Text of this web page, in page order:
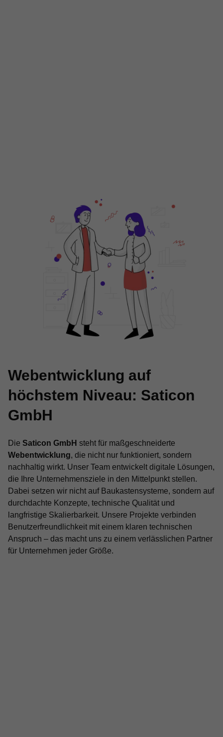
Webentwicklung auf
höchstem Niveau: Saticon
GmbH
Die Saticon GmbH steht für maßgeschneiderte
Webentwicklung, die nicht nur funktioniert, sondern
nachhaltig wirkt. Unser Team entwickelt digitale Lösungen,
die Ihre Unternehmensziele in den Mittelpunkt stellen.
Dabei setzen wir nicht auf Baukastensysteme, sondern auf
durchdachte Konzepte, technische Qualität und
langfristige Skalierbarkeit. Unsere Projekte verbinden
Benutzerfreundlichkeit mit einem klaren technischen
Anspruch – das macht uns zu einem verlässlichen Partner
für Unternehmen jeder Größe.